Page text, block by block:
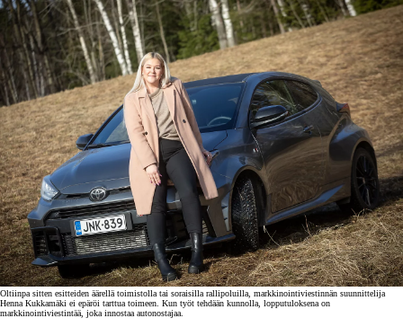
Oltiinpa sitten esitteiden äärellä toimistolla tai soraisilla rallipoluilla, markkinointiviestinnän suunnittelija
Henna Kukkamäki ei epäröi tarttua toimeen. Kun työt tehdään kunnolla, lopputuloksena on
markkinointiviestintää, joka innostaa autonostajaa.